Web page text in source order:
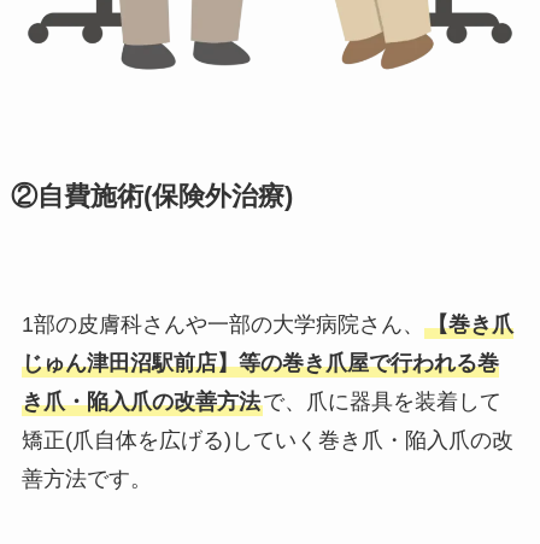
②自費施術(保険外治療)
1部の皮膚科さんや一部の大学病院さん、 【巻き爪
じゅん津田沼駅前店】等の巻き爪屋で行われる巻
き爪・陥入爪の改善方法で、爪に器具を装着して
矯正(爪自体を広げる)していく巻き爪・陥入爪の改
善方法です。